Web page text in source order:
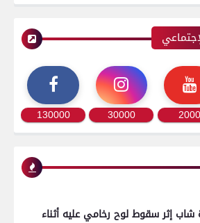
2000
30000
130000
شاب إثر سقوط لوح رخامي عليه أثناء